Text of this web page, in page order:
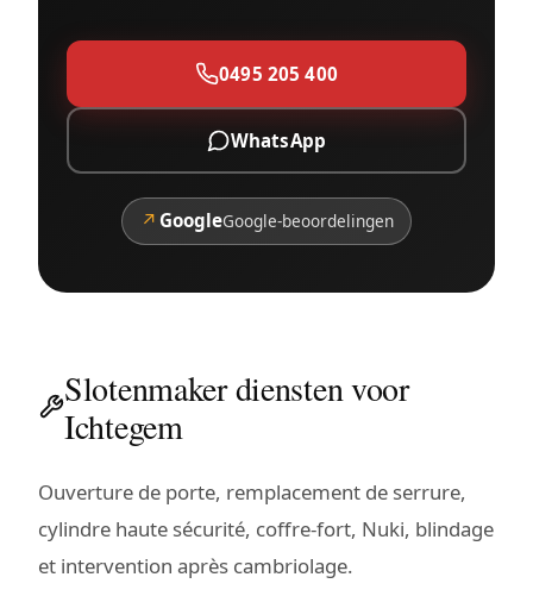
0495 205 400
WhatsApp
↗ GoogleGoogle-beoordelingen
Slotenmaker diensten voor
Ichtegem
Ouverture de porte, remplacement de serrure,
cylindre haute sécurité, coffre-fort, Nuki, blindage
et intervention après cambriolage.